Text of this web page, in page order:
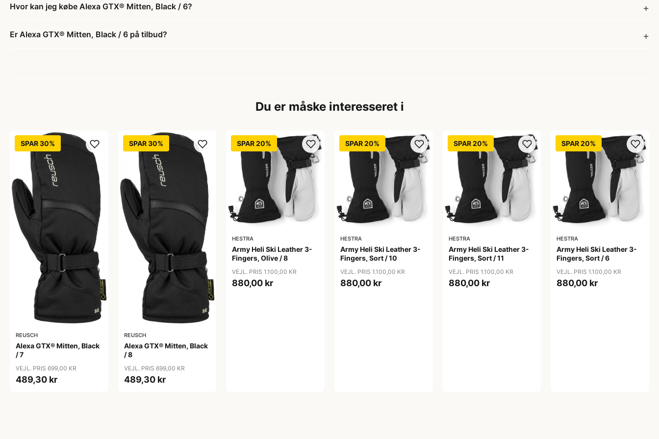
Hvor kan jeg købe Alexa GTX® Mitten, Black / 6?
Er Alexa GTX® Mitten, Black / 6 på tilbud?
Du er måske interesseret i
SPAR 30%
REUSCH
Alexa GTX® Mitten, Black
/ 7
VEJL. PRIS 699,00 KR
489,30 kr
SPAR 30%
REUSCH
Alexa GTX® Mitten, Black
/ 8
VEJL. PRIS 699,00 KR
489,30 kr
SPAR 20%
HESTRA
Army Heli Ski Leather 3-
Fingers, Olive / 8
VEJL. PRIS 1.100,00 KR
880,00 kr
SPAR 20%
HESTRA
Army Heli Ski Leather 3-
Fingers, Sort / 10
VEJL. PRIS 1.100,00 KR
880,00 kr
SPAR 20%
HESTRA
Army Heli Ski Leather 3-
Fingers, Sort / 11
VEJL. PRIS 1.100,00 KR
880,00 kr
SPAR 20%
HESTRA
Army Heli Ski Leather 3-
Fingers, Sort / 6
VEJL. PRIS 1.100,00 KR
880,00 kr